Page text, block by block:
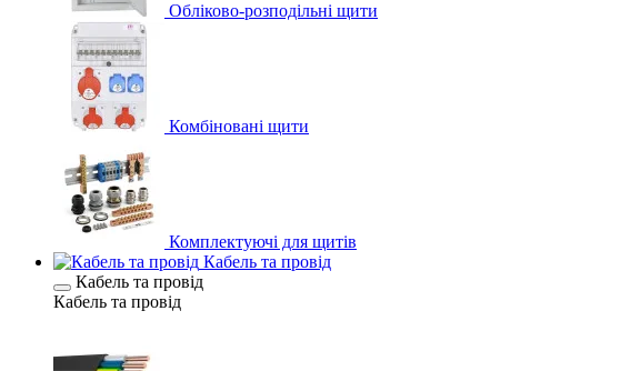
Обліково-розподільні щити
Комбіновані щити
Комплектуючі для щитів
Кабель та провід
Кабель та провід
Кабель та провід